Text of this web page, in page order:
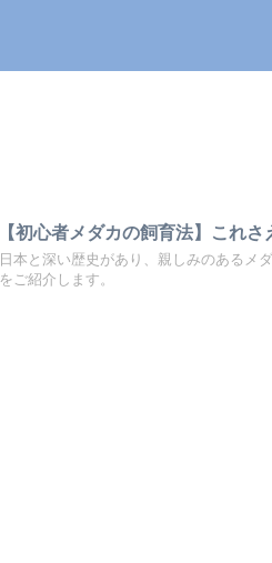
【初心者メダカの飼育法】これ
日本と深い歴史があり、親しみのあるメ
をご紹介します。